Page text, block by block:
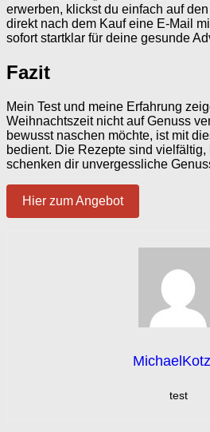
erwerben, klickst du einfach auf
direkt nach dem Kauf eine E-Mail
sofort startklar für deine gesunde
Fazit
Mein Test und meine Erfahrung
Weihnachtszeit nicht auf Genuss
bewusst naschen möchte, ist mit
bedient. Die Rezepte sind
schenken dir unvergessliche
Hier zum Angebot
test